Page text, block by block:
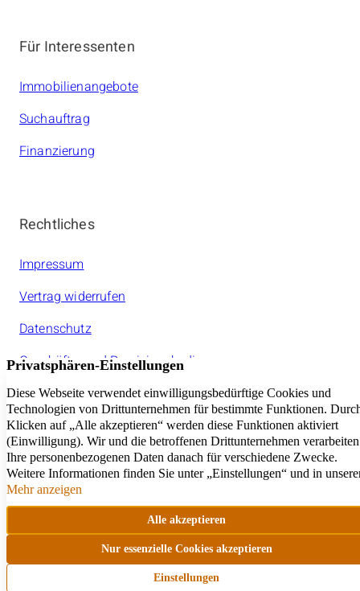
Für Interessenten
Immobilienangebote
Suchauftrag
Finanzierung
Rechtliches
Impressum
Vertrag widerrufen
Datenschutz
Geschäfts- und Provisionsbedinungen
Jeder amarc21Franchisepartner ist ein rechtlich
selbstständiger Unternehmer.